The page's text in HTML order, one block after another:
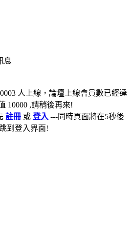
息
人上線，論壇上線會員數已經達
10000 ,請稍後再來!
註冊或 登入 ---同時頁面將在5秒後
跳到登入界面!